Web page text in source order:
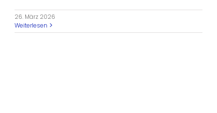
26. März 2026
Weiterlesen